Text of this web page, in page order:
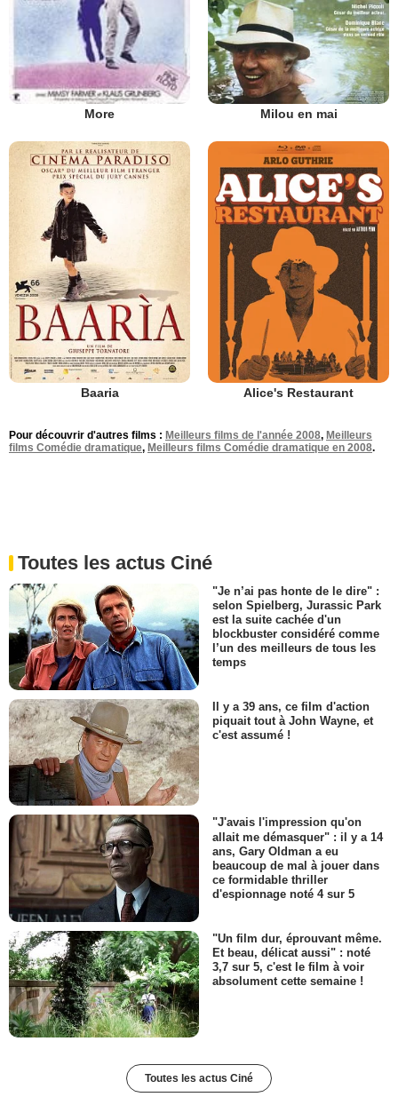
More Milou en mai
Baaria Alice's Restaurant
Pour découvrir d'autres films : Meilleurs films de l'année 2008, Meilleurs
films Comédie dramatique, Meilleurs films Comédie dramatique en 2008.
Toutes les actus Ciné
"Je n’ai pas honte de le dire" :
selon Spielberg, Jurassic Park
est la suite cachée d'un
blockbuster considéré comme
l’un des meilleurs de tous les
temps
Il y a 39 ans, ce film d'action
piquait tout à John Wayne, et
c'est assumé !
"J'avais l'impression qu'on
allait me démasquer" : il y a 14
ans, Gary Oldman a eu
beaucoup de mal à jouer dans
ce formidable thriller
d'espionnage noté 4 sur 5
"Un film dur, éprouvant même.
Et beau, délicat aussi" : noté
3,7 sur 5, c'est le film à voir
absolument cette semaine !
Toutes les actus Ciné